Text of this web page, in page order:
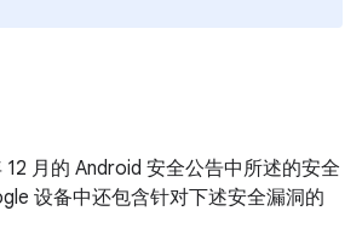
月的 Android 安全公告中所述的安全
设备中还包含针对下述安全漏洞的